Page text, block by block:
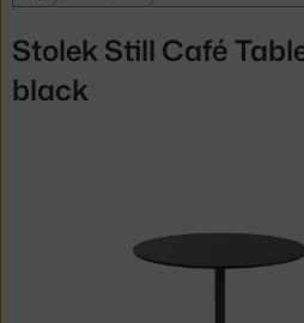
Stolek Still Café
black